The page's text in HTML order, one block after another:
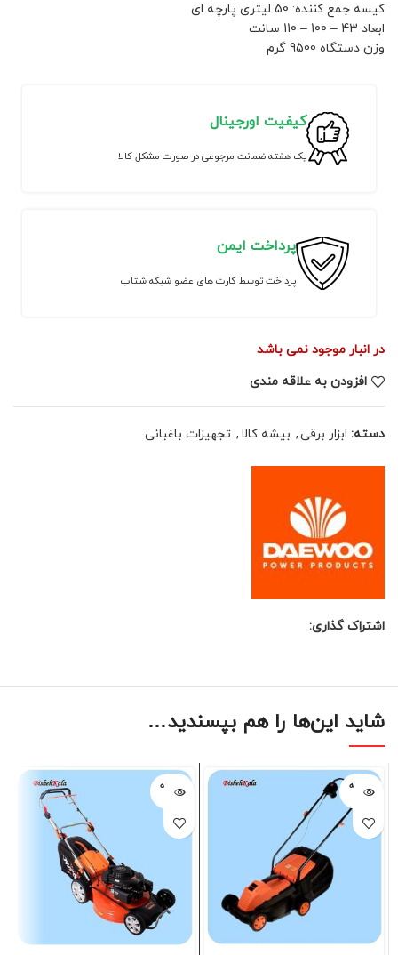
کیسه جمع کننده: 50 لیتری پارچه ای
ابعاد 43 – 100 – 110 سانت
وزن دستگاه 9500 گرم
کیفیت اورجینال
یک هفته ضمانت مرجوعی در صورت مشکل کالا
پرداخت ایمن
پرداخت توسط کارت های عضو شبکه شتاب
در انبار موجود نمی باشد
افزودن به علاقه مندی
دسته: ابزار برقی, بیشه کالا , تجهیزات باغبانی
اشتراک گذاری:
شاید این‌ها را هم بپسندید…
فروخته
شده
فروخته
شده